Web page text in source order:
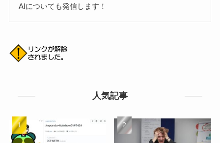
AIについても発信します！
人気記事